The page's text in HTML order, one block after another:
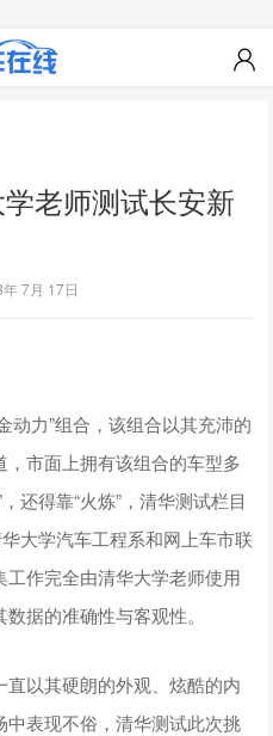
老师测试长安新
7月 17日
动力”组合，该组合以其充沛的
市面上拥有该组合的车型多
还得靠“火炼”，清华测试栏目
大学汽车工程系和网上车市联
作完全由清华大学老师使用
据的准确性与客观性。
以其硬朗的外观、炫酷的内
表现不俗，清华测试此次挑